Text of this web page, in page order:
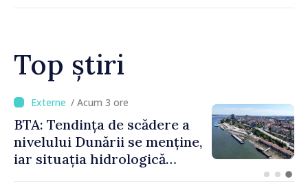
Top știri
/ Acum 1 oră
Energocom a asigurat
necesarul de energie
electrică pentru 8 august.